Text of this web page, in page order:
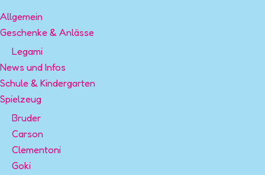
Spiele
von
Kosmos
Allgemein
Geschenke & Anlässe
Legami
News und Infos
Schule & Kindergarten
Spielzeug
Bruder
Carson
Clementoni
Goki